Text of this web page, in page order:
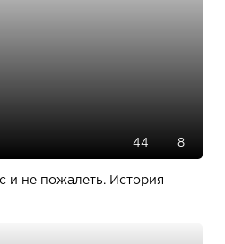
44 8
и не пожалеть. История